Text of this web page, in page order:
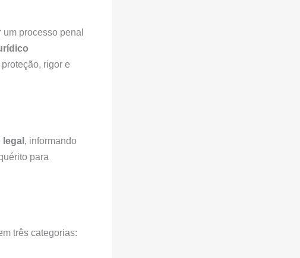
processo penal
rigor e
, informando
para
três categorias: